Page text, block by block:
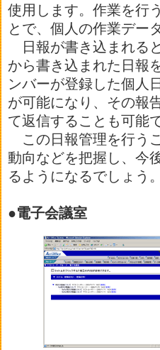
使用します。作業を行
とで、個人の作業デー
日報が書き込まれる
から書き込まれた日報
ンバーが登録した個人
が可能になり、その報
て返信することも可能
この日報管理を行う
動向などを把握し、今
るようになるでしょう。
●電子会議室